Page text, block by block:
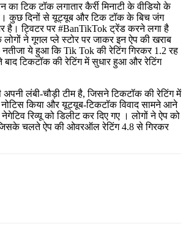
टिक टॉक लगातार कैर्री मिनाटी के वीडियो के
कुछ दिनों से यूट्यूब और टिक टॉक के बिच जंग
है। ट्विटर पर #BanTikTok ट्रेंड करने लगा है
ने गूगल प्ले स्टोर पर जाकर इन ऐप की खराब
ये हुआ कि Tik Tok की रेटिंग गिरकर 1.2 रह
टिकटॉक की रेटिंग में सुधार हुआ और रेटिंग
लंबी-चौड़ी टीम है, जिसने टिकटॉक की रेटिंग में
किया और यूट्यूब-टिकटॉक विवाद सामने आने
रिव्यू को डिलीट कर दिए गए । लोगों ने ऐप को
चलते ऐप की ओवरऑल रेटिंग 4.8 से गिरकर